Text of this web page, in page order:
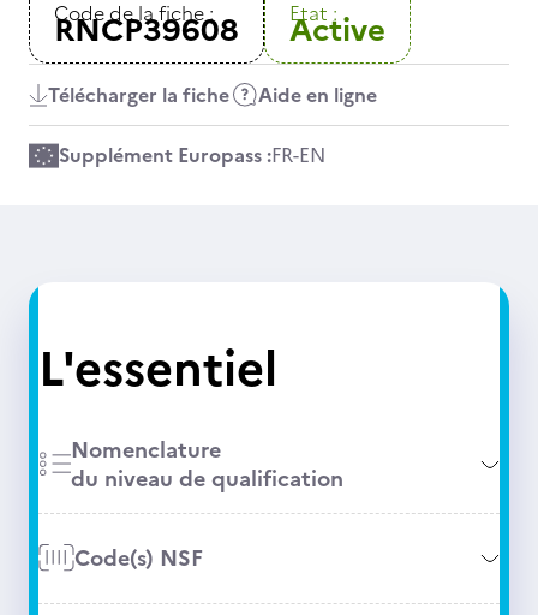
Code de la fiche :
RNCP39608 Etat :
Active
Télécharger la fiche Aide en ligne
Supplément Europass :FR-EN
L'essentiel
Nomenclature
du niveau de qualification
Code(s) NSF